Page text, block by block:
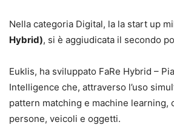
Nella categoria Digital, la la start up
Hybrid), si è aggiudicata il secondo
Euklis, ha sviluppato FaRe Hybrid –
Intelligence che, attraverso l’uso
pattern matching e machine learning,
persone, veicoli e oggetti.